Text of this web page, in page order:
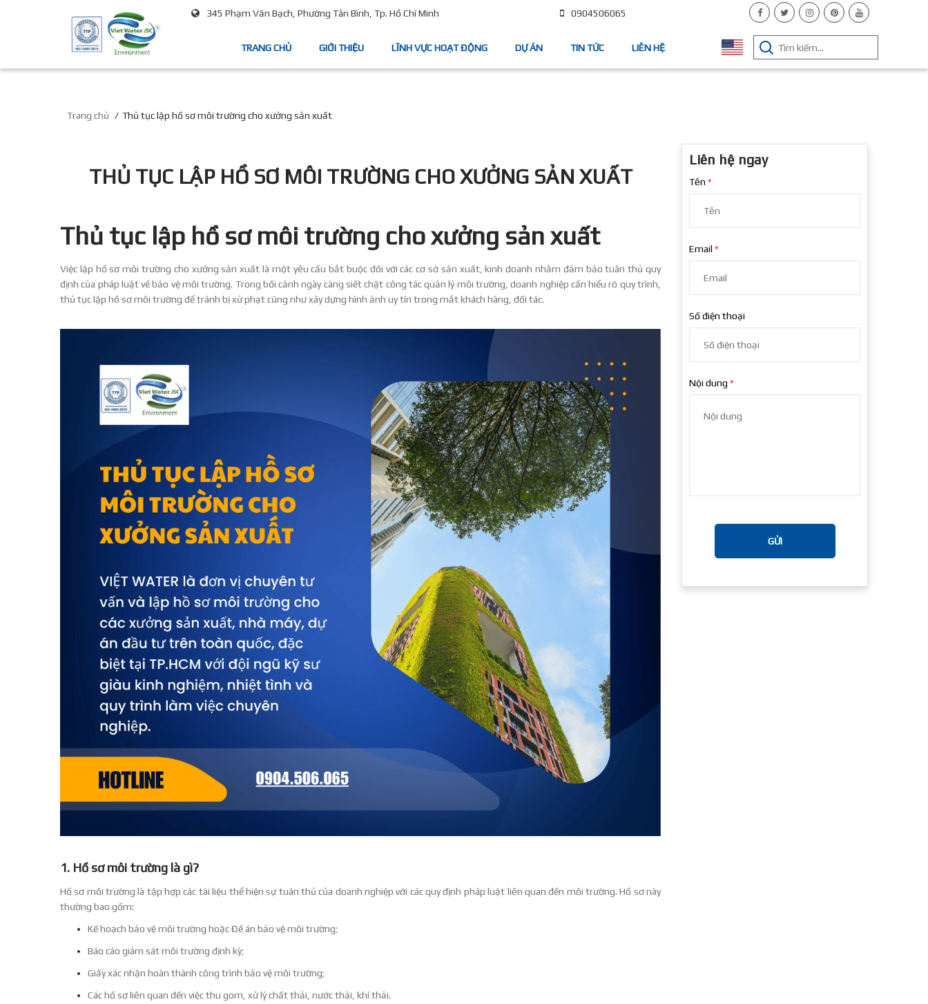
345 Phạm Văn Bạch, Phường Tân Bình, Tp. Hồ Chí Minh 0904506065
TRANG CHỦ GIỚI THIỆU LĨNH VỰC HOẠT ĐỘNG DỰ ÁN TIN TỨC LIÊN HỆ
Trang chủ Thủ tục lập hồ sơ môi trường cho xưởng sản xuất
THỦ TỤC LẬP HỒ SƠ MÔI TRƯỜNG CHO XƯỞNG SẢN XUẤT
Thủ tục lập hồ sơ môi trường cho xưởng sản xuất
Việc lập hồ sơ môi trường cho xưởng sản xuất là một yêu cầu bắt buộc đối với các cơ sở sản xuất, kinh doanh nhằm đảm bảo tuân thủ quy
định của pháp luật về bảo vệ môi trường. Trong bối cảnh ngày càng siết chặt công tác quản lý môi trường, doanh nghiệp cần hiểu rõ quy trình,
thủ tục lập hồ sơ môi trường để tránh bị xử phạt cũng như xây dựng hình ảnh uy tín trong mắt khách hàng, đối tác.
1. Hồ sơ môi trường là gì?
Hồ sơ môi trường là tập hợp các tài liệu thể hiện sự tuân thủ của doanh nghiệp với các quy định pháp luật liên quan đến môi trường. Hồ sơ này
thường bao gồm:
Kế hoạch bảo vệ môi trường hoặc Đề án bảo vệ môi trường;
Báo cáo giám sát môi trường định kỳ;
Giấy xác nhận hoàn thành công trình bảo vệ môi trường;
Các hồ sơ liên quan đến việc thu gom, xử lý chất thải, nước thải, khí thải.
Liên hệ ngay
Tên
Email
Số điện thoại
Nội dung
GỬI